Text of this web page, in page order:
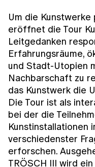
Um die
eröffnet die Tour
Leitgedanken
Erfahrungsräume,
und Stadt-Utopien
Nachbarschaft zu
das Kunstwerk die
Die Tour ist als
bei der die
Kunstinstallationen
verschiedenster
erforschen.
TRÖSCH III wird